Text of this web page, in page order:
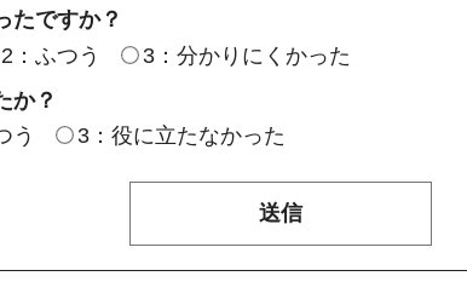
たですか？
2：ふつう
3：分かりにくかった
か？
う 3：役に立たなかった